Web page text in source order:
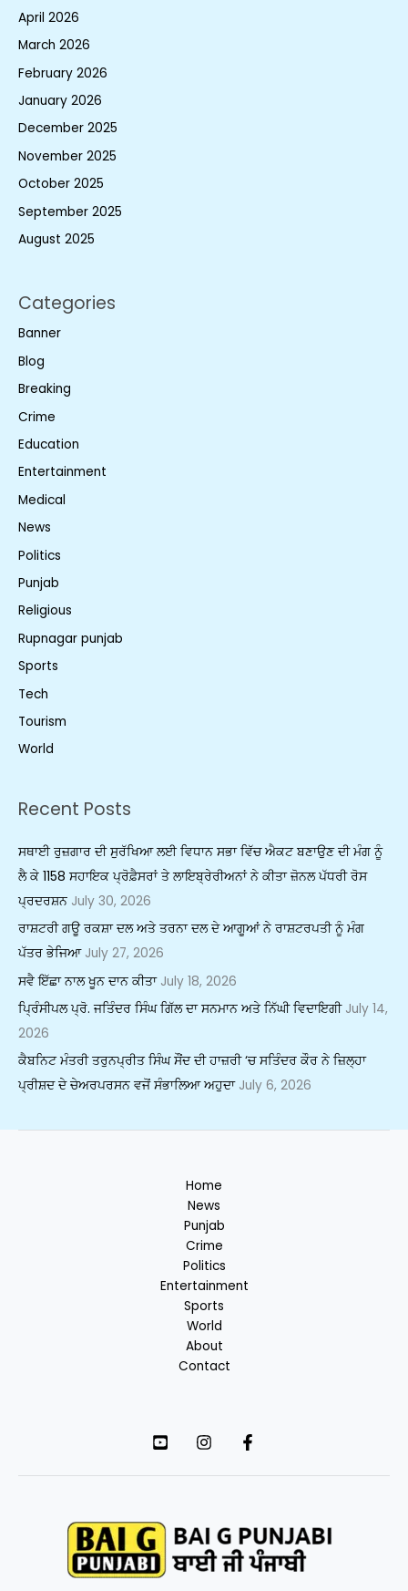
April 2026
March 2026
February 2026
January 2026
December 2025
November 2025
October 2025
September 2025
August 2025
Categories
Banner
Blog
Breaking
Crime
Education
Entertainment
Medical
News
Politics
Punjab
Religious
Rupnagar punjab
Sports
Tech
Tourism
World
Recent Posts
ਸਥਾਈ ਰੁਜ਼ਗਾਰ ਦੀ ਸੁਰੱਖਿਆ ਲਈ ਵਿਧਾਨ ਸਭਾ ਵਿੱਚ ਐਕਟ ਬਣਾਉਣ ਦੀ ਮੰਗ ਨੂੰ
ਲੈ ਕੇ 1158 ਸਹਾਇਕ ਪ੍ਰੋਫ਼ੈਸਰਾਂ ਤੇ ਲਾਇਬ੍ਰੇਰੀਅਨਾਂ ਨੇ ਕੀਤਾ ਜ਼ੋਨਲ ਪੱਧਰੀ ਰੋਸ
ਪ੍ਰਦਰਸ਼ਨ July 30, 2026
ਰਾਸ਼ਟਰੀ ਗਊ ਰਕਸ਼ਾ ਦਲ ਅਤੇ ਤਰਨਾ ਦਲ ਦੇ ਆਗੂਆਂ ਨੇ ਰਾਸ਼ਟਰਪਤੀ ਨੂੰ ਮੰਗ
ਪੱਤਰ ਭੇਜਿਆ July 27, 2026
ਸਵੈ ਇੱਛਾ ਨਾਲ ਖੂਨ ਦਾਨ ਕੀਤਾ July 18, 2026
ਪ੍ਰਿੰਸੀਪਲ ਪ੍ਰੋ. ਜਤਿੰਦਰ ਸਿੰਘ ਗਿੱਲ ਦਾ ਸਨਮਾਨ ਅਤੇ ਨਿੱਘੀ ਵਿਦਾਇਗੀ July 14,
2026
ਕੈਬਨਿਟ ਮੰਤਰੀ ਤਰੁਨਪ੍ਰੀਤ ਸਿੰਘ ਸੌਂਦ ਦੀ ਹਾਜ਼ਰੀ ‘ਚ ਸਤਿੰਦਰ ਕੌਰ ਨੇ ਜ਼ਿਲ੍ਹਾ
ਪ੍ਰੀਸ਼ਦ ਦੇ ਚੇਅਰਪਰਸਨ ਵਜੋਂ ਸੰਭਾਲਿਆ ਅਹੁਦਾ July 6, 2026
Home
News
Punjab
Crime
Politics
Entertainment
Sports
World
About
Contact